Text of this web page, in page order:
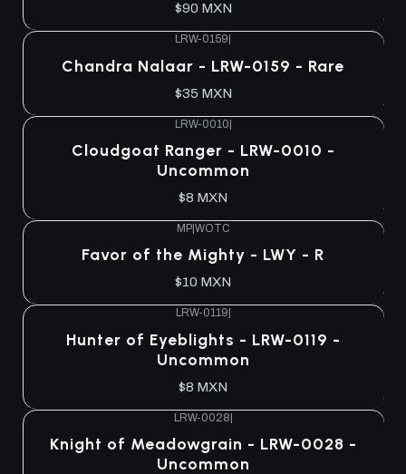
$90 MXN
LRW-0159
Chandra Nalaar - LRW-0159 - Rare
$35 MXN
LRW-0010|
Cloudgoat Ranger - LRW-0010 -
Uncommon
$8 MXN
MP| WOTC
Favor of the Mighty - LWY - R
$10 MXN
LRW-0119
Hunter of Eyeblights - LRW-0119 -
Uncommon
$8 MXN
LRW-0028|
Knight of Meadowgrain - LRW-0028 -
Uncommon